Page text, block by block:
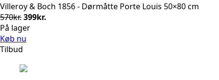
Villeroy & Boch 1856 - Dørmåtte Porte Louis 50×80 cm
570kr.Den
oprindelige
pris
399kr.
På lager
Køb nu
Tilbud